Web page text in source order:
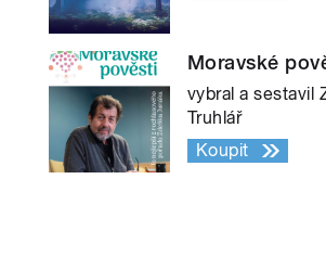
Moravské
vybral a sestavil
Truhlář
Koupit